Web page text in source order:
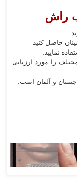
راش
حاصل کنید
نمایید.
را مورد ارزیابی
و آلمان است.